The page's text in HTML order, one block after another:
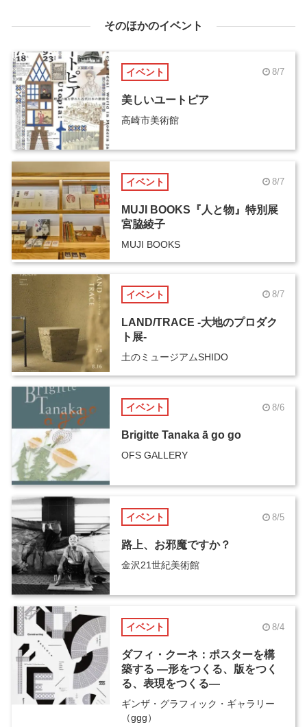
そのほかのイベント
イベント 8/7
美しいユートピア
高崎市美術館
イベント 8/7
MUJI BOOKS『人と物』特別展
宮脇綾子
MUJI BOOKS
イベント 8/7
LAND/TRACE -大地のプロダク
ト展-
土のミュージアムSHIDO
イベント 8/6
Brigitte Tanaka ā go go
OFS GALLERY
イベント 8/5
路上、お邪魔ですか？
金沢21世紀美術館
イベント 8/4
ダフィ・クーネ：ポスターを構
築する ―形をつくる、版をつく
る、表現をつくる―
ギンザ・グラフィック・ギャラリー
（ggg）